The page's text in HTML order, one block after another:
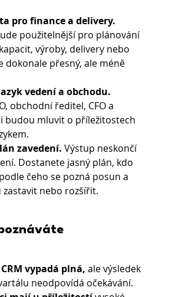
pro finance a delivery.
použitelnější pro plánování
výroby, delivery nebo
dokonale přesný, ale méně
vedení a obchodu.
obchodní ředitel, CFO a
budou mluvit o příležitostech
zavedení. Výstup neskončí
Dostanete jasný plán, kdo
čeho se pozná posun a
zastavit nebo rozšířit.
vypadá plná, ale výsledek
neodpovídá očekávání.